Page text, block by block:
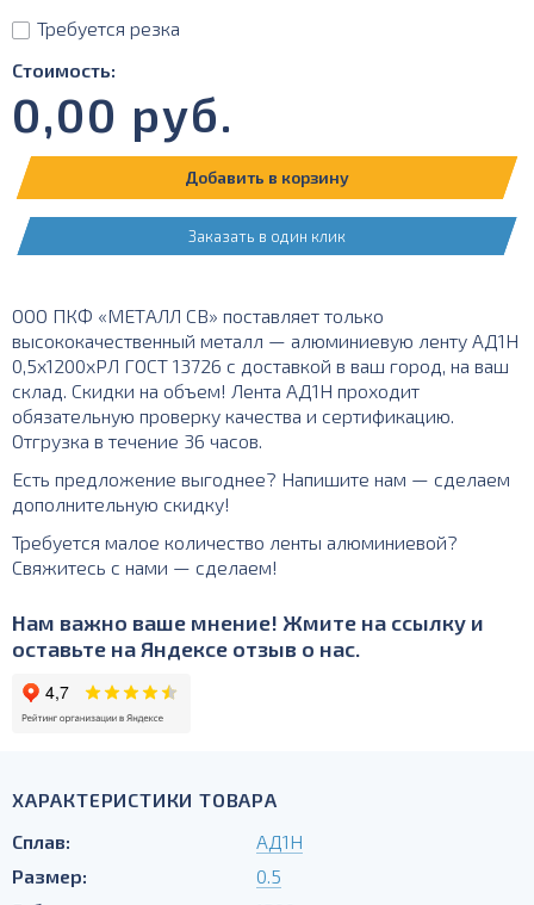
Требуется резка
Стоимость:
0,00 руб.
Добавить в корзину
Заказать в один клик
ООО ПКФ «МЕТАЛЛ СВ» поставляет только
высококачественный металл — алюминиевую ленту АД1Н
0,5х1200хРЛ ГОСТ 13726 с доставкой в ваш город, на ваш
склад. Скидки на объем! Лента АД1Н проходит
обязательную проверку качества и сертификацию.
Отгрузка в течение 36 часов.
Есть предложение выгоднее? Напишите нам — сделаем
дополнительную скидку!
Требуется малое количество ленты алюминиевой?
Свяжитесь с нами — сделаем!
Нам важно ваше мнение! Жмите на ссылку и
оставьте на Яндексе отзыв о нас.
ХАРАКТЕРИСТИКИ ТОВАРА
Сплав:
АД1Н
Размер:
0.5